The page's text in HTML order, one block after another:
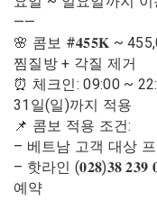
——
🌸 콤보 #𝟒𝟓𝟓𝐊 ~
찜질방 + 각질 제거
⏰ 체크인: 09:00 ~
31일(일)까지 적용
📌 콤보 적용 조건:
– 베트남 고객 대상
– 핫라인 (𝟎𝟐𝟖)𝟑𝟖 𝟐𝟑𝟗
예약